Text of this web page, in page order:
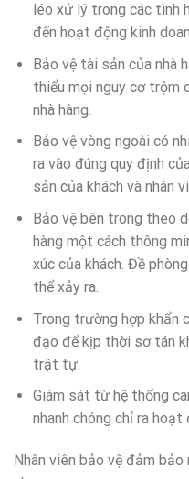
léo xử lý trong các tình
đến hoạt động kinh
Bảo vệ tài sản của nhà
thiểu mọi nguy cơ trộm
nhà hàng.
Bảo vệ vòng ngoài có
ra vào đúng quy định
sản của khách và nhân
Bảo vệ bên trong theo
hàng một cách thông
xúc của khách. Đề
thể xảy ra.
Trong trường hợp khẩn
đạo để kịp thời sơ tán
trật tự.
Giám sát từ hệ thống
nhanh chóng chỉ ra
Nhân viên bảo vệ đảm